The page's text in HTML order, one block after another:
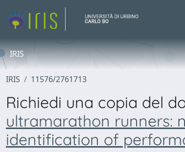
IRIS
IRIS 11576/2761713
Richiedi una copia del
ultramarathon runners:
identification of